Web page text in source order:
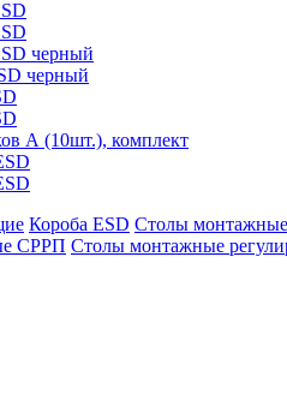
черный
черный
А (10шт.), комплект
Короба ESD Столы
СРРП Столы монтажные